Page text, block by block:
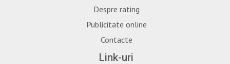
Despre rating
Publicitate online
Contacte
Link-uri